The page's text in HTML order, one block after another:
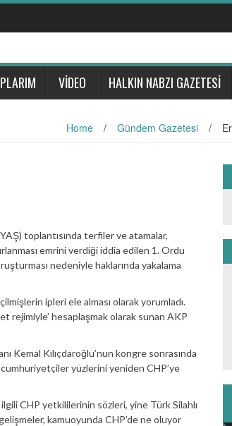
VİDEO HALKIN NABZI GAZETESİ
Home / Gündem Gazetesi /
toplantısında terfiler ve atamalar,
emrini verdiği iddia edilen 1. Ordu
nedeniyle haklarında yakalama
ipleri ele alması olarak yorumladı.
rejimiyle’ hesaplaşmak olarak sunan AKP
Kemal Kılıçdaroğlu’nun kongre sonrasında
yüzlerini yeniden CHP’ye
CHP yetkililerinin sözleri, yine Türk Silahlı
kamuoyunda CHP’de ne oluyor